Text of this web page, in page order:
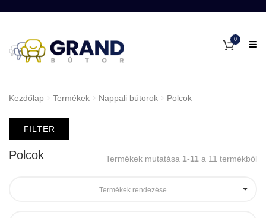
0
Kezdőlap Termékek Nappali bútorok Polcok
FILTER
Polcok Termékek mutatása 1-11 a 11 termékből
Termékek rendezése